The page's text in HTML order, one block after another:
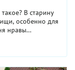
В старину
особенно для
нравы
Давайте
что подавали
по утрам в